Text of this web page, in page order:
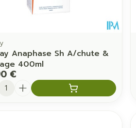
Anaphase Sh A/chute &
400ml
€